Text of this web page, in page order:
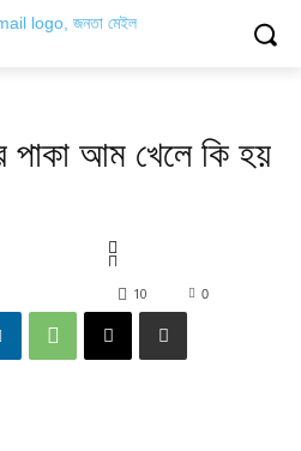
পাকা আম খেলে কি হয়
0
10